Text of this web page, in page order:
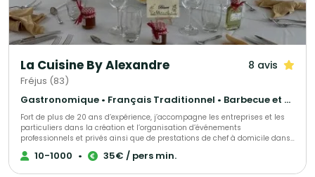
La Cuisine By Alexandre 8 avis
Fréjus (83)
Gastronomique • Français Traditionnel • Barbecue et grillades
Fort de plus de 20 ans d’expérience, j’accompagne les entreprises et les
particuliers dans la création et l’organisation d’événements
professionnels et privés ainsi que de prestations de chef à domicile dans
le Var et les Alpes-Maritimes, notamment à Cannes, Fréjus, Saint-
Raphaël, Saint-Tropez et Sainte-Maxime, à travers La Cuisine By
10-1000 • 35€ / pers min.